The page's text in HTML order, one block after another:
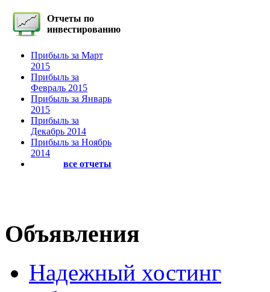
Отчеты по
инвестированию
Прибыль за Март
2015
Прибыль за
Февраль 2015
Прибыль за Январь
2015
Прибыль за
Декабрь 2014
Прибыль за Ноябрь
2014
все отчеты
Объявления
Надежный хостинг